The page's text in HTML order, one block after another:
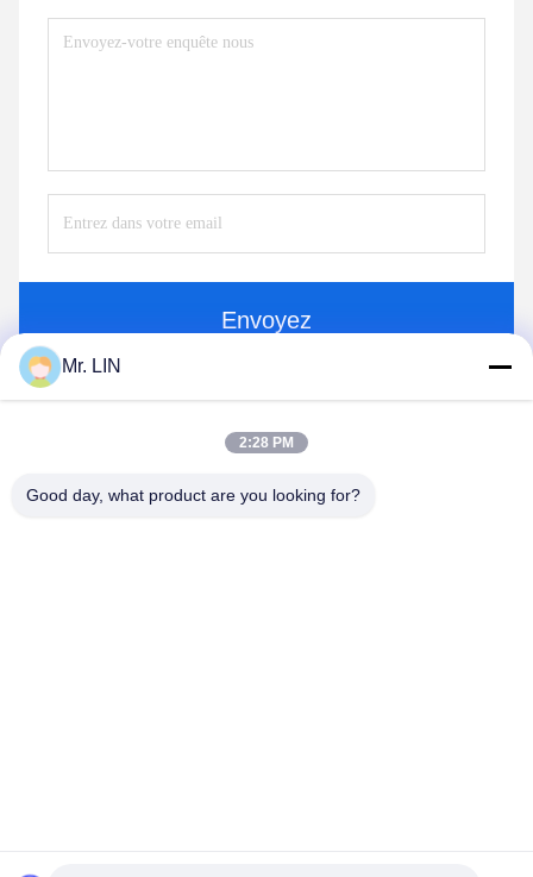
Envoyez
Guangdong Jinhonghai New Material
Mr. LIN
2:28 PM
Good day, what product are you looking for?